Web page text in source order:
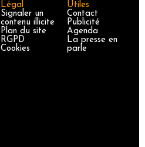
Légal
Signaler un
contenu illicite
Plan du site
RGPD
Cookies
Utiles
Contact
Publicité
Agenda
La presse en
parle